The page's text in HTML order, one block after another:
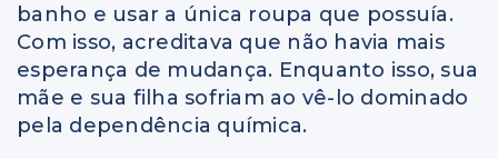
banho e usar a única roupa que possuía.
Com isso, acreditava que não havia mais
esperança de mudança. Enquanto isso, sua
mãe e sua filha sofriam ao vê-lo dominado
pela dependência química.